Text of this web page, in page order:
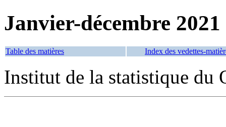
Janvier-décembre 2021
Table des matières Index des vedettes-
Institut de la statistique du